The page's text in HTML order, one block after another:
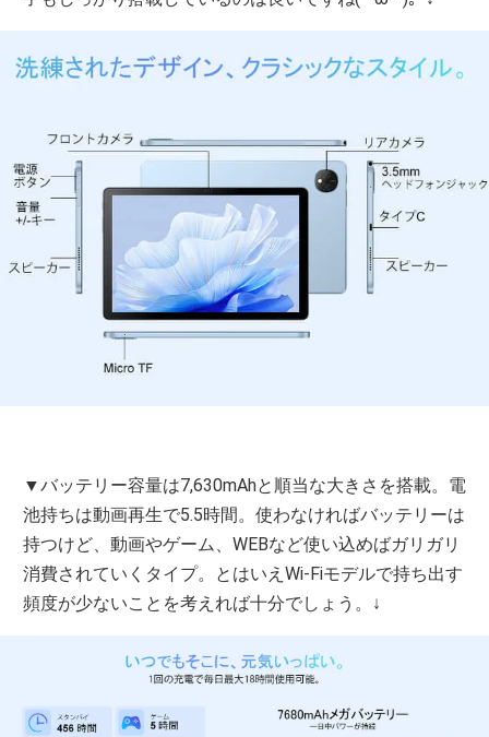
▼バッテリー容量は7,630mAhと順当な大きさを搭載。電
池持ちは動画再生で5.5時間。使わなければバッテリーは
持つけど、動画やゲーム、WEBなど使い込めばガリガリ
消費されていくタイプ。とはいえWi-Fiモデルで持ち出す
頻度が少ないことを考えれば十分でしょう。↓